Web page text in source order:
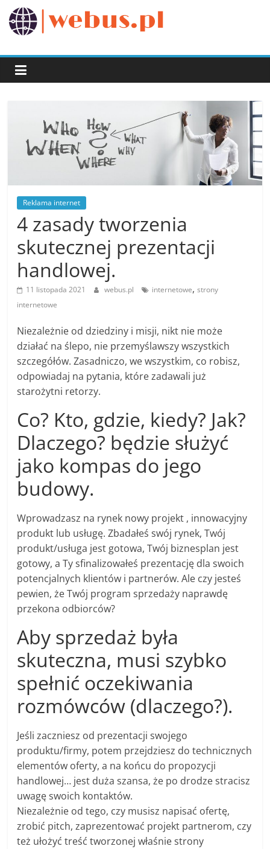
Przejdź
do
treści
webus.pl
Reklama internet
4 zasady tworzenia
skutecznej prezentacji
handlowej.
11 listopada 2021 webus.pl internetowe,strony
internetowe
Niezależnie od dziedziny i misji, nikt nie może
działać na ślepo, nie przemyślawszy wszystkich
szczegółów. Zasadniczo, we wszystkim, co robisz,
odpowiadaj na pytania, które zadawali już
starożytni retorzy.
Co? Kto, gdzie, kiedy? Jak?
Dlaczego? będzie służyć
jako kompas do jego
budowy.
Wprowadzasz na rynek nowy projekt , innowacyjny
produkt lub usługę. Zbadałeś swój rynek, Twój
produkt/usługa jest gotowa, Twój biznesplan jest
gotowy, a Ty sfinalizowałeś prezentację dla swoich
potencjalnych klientów i partnerów. Ale czy jesteś
pewien, że Twój program sprzedaży naprawdę
przekona odbiorców?
Aby sprzedaż była
skuteczna, musi szybko
spełnić oczekiwania
rozmówców (dlaczego?).
Jeśli zaczniesz od prezentacji swojego
produktu/firmy, potem przejdziesz do technicznych
elementów oferty, a na końcu do propozycji
handlowej… jest duża szansa, że po drodze stracisz
uwagę swoich kontaktów.
Niezależnie od tego, czy musisz napisać ofertę,
zrobić pitch, zaprezentować projekt partnerom, czy
też ułożyć treść tworzonej właśnie strony